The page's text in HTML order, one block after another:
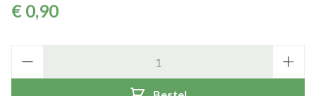
€ 0,90